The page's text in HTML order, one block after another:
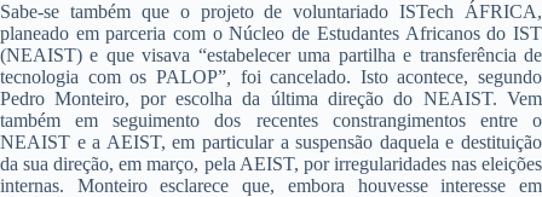
Sabe-se também que o projeto de voluntariado ISTech ÁFRICA,
planeado em parceria com o Núcleo de Estudantes Africanos do IST
(NEAIST) e que visava “estabelecer uma partilha e transferência de
tecnologia com os PALOP”,
foi cancelado. Isto acontece, segundo
Pedro Monteiro, por escolha da última direção do NEAIST. Vem
também em seguimento dos recentes constrangimentos entre o
NEAIST e a AEIST, em particular a suspensão daquela e destituição
da sua direção, em março, pela AEIST, por irregularidades nas eleições
internas. Monteiro esclarece que, embora houvesse interesse em